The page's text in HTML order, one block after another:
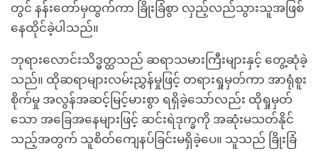
တွင် နန်းတော်မှထွက်ကာ ခြိုးခြံစွာ လှည့်လည်သွားသူအဖြစ်
နေထိုင်ခဲ့ပါသည်။
ဘုရားလောင်းသိဒ္ဓတ္ထသည် ဆရာသမားကြီးများနှင့် တွေ့ဆုံခဲ့
သည်။ ထိုဆရာများလမ်းညွှန်မှုဖြင့် တရားရှုမှတ်ကာ အာရုံစူး
စိုက်မှု အလွန်အဆင့်မြင့်မားစွာ ရရှိခဲ့သော်လည်း ထိုရှုမှတ်
သော အခြေအနေများဖြင့် ဆင်းရဲဒုက္ခကို အဆုံးမသတ်နိုင်
သည့်အတွက် သူစိတ်ကျေနပ်ခြင်းမရှိခဲ့ပေ။ သူသည် ခြိုးခြံ